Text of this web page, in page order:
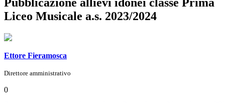
Liceo Musicale a.s. 2023/2024
Ettore Fieramosca
Direttore amministrativo
0